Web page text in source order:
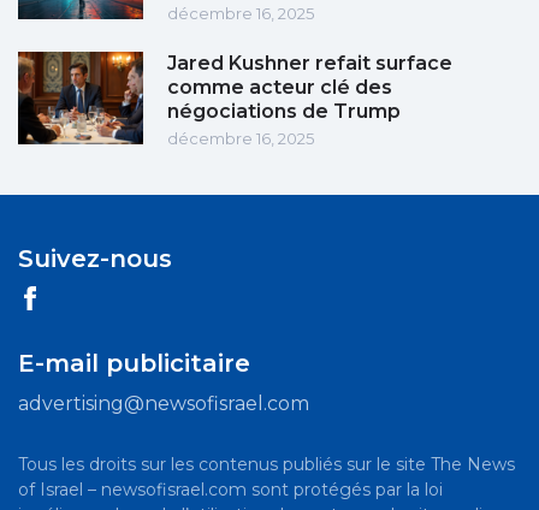
décembre 16, 2025
Jared Kushner refait surface
comme acteur clé des
négociations de Trump
décembre 16, 2025
Suivez-nous
E-mail publicitaire
advertising@newsofisrael.com
Tous les droits sur les contenus publiés sur le site The News
of Israel – newsofisrael.com sont protégés par la loi